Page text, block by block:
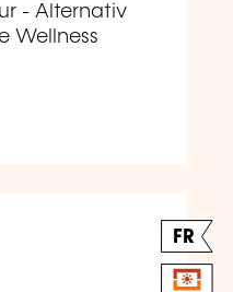
- Alternativ
Wellness
FR